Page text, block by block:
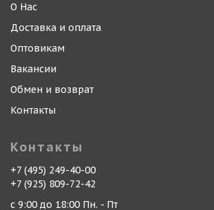
О Нас
Доставка и оплата
Оптовикам
Вакансии
Обмен и возврат
Контакты
Контакты
+7 (495) 249-40-00
+7 (925) 809-72-42
с 9:00 до 18:00 Пн. - Пт